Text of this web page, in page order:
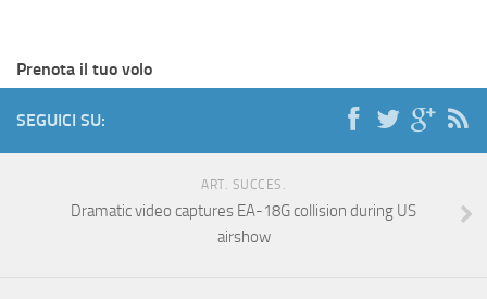
Prenota il tuo volo
SEGUICI SU:
ART. SUCCES.
Dramatic video captures EA-18G collision during US
airshow